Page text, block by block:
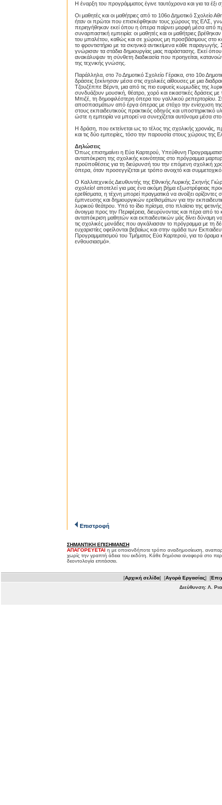
Η έναρξη του προγράμματος έγινε ταυτόχρονα και για τα έξι
Οι μαθητές και οι μαθήτριες από το 106ο Δημοτικό Σχολείο
ήταν οι πρώτοι που επισκέφθηκαν τους χώρους της ΕΛΣ,
περιηγήθηκαν εκεί όπου η όπερα παίρνει μορφή μέσα από
συναρπαστική εμπειρία: οι μαθητές και οι μαθήτριες
του μπαλέτου, καθώς και σε χώρους μη προσβάσιμους στο
το φροντιστήριο με τα σκηνικά αντικείμενα κάθε
γνώρισαν τα στάδια δημιουργίας μιας παράστασης. Εκεί
ανακάλυψαν τη σύνθετη διαδικασία που προηγείται,
της τεχνικής γνώσης.
Παράλληλα, στο 7ο Δημοτικό Σχολείο Γέρακα, στο 10ο
δράσεις ξεκίνησαν μέσα στις σχολικές αίθουσες με μια
Τζουζέππε Βέρντι, μια από τις πιο ευφυείς κωμωδίες της
συνδυάζουν μουσική, θέατρο, χορό και εικαστικές
Μπιζέ, τη δημοφιλέστερη όπερα του γαλλικού ρεπερτορίου.
αποσπασμάτων από έργα όπερας με στόχο την ενίσχυση
στους εκπαιδευτικούς πρακτικός οδηγός και υποστηρικτικό
ώστε η εμπειρία να μπορεί να συνεχίζεται αυτόνομα μέσα
Η δράση, που εκτείνεται ως το τέλος της σχολικής
και τις δύο εμπειρίες, τόσο την παρουσία στους χώρους της
Δηλώσεις
Όπως επισημαίνει η Εύα Καρτερού, Υπεύθυνη
ανταπόκριση της σχολικής κοινότητας στο πρόγραμμα
προϋποθέσεις για τη διεύρυνσή του την επόμενη σχολική
όπερα, όταν προσεγγίζεται με τρόπο ανοιχτό και
Ο Καλλιτεχνικός Διευθυντής της Εθνικής Λυρικής Σκηνής
σχολείο! αποτελεί για μας ένα ακόμη βήμα εξωστρέφειας
ερεθίσματα, η τέχνη μπορεί πραγματικά να ανοίξει
έμπνευσης και δημιουργικών ερεθισμάτων για την
λυρικού θεάτρου. Υπό το ίδιο πρίσμα, στο πλαίσιο της
άνοιγμα προς την Περιφέρεια, διευρύνοντας και πέρα από
ανταπόκριση μαθητών και εκπαιδευτικών μάς δίνει δύναμη
τις σχολικές μονάδες που αγκάλιασαν το πρόγραμμα με τη
ευχαριστίες οφείλονται βεβαίως και στην ομάδα των
Προγραμματισμού του Τμήματος Εύα Καρτερού, για το
ενθουσιασμό».
Επιστροφή
ΣΗΜΑΝΤΙΚΗ ΕΠΙΣΗΜΑΝΣΗ
ΑΠΑΓΟΡΕΥΕΤΑΙ η με οποιονδήποτε τρόπο αναδημοσίευση,
χωρίς την γραπτή άδεια του εκδότη. Κάθε δημόσια αναφορά στο
δεοντολογία επιτάσσει.
[Αρχική σελίδα] [Αγορά Εργασίας] [
Διεύθυνση: Λ.